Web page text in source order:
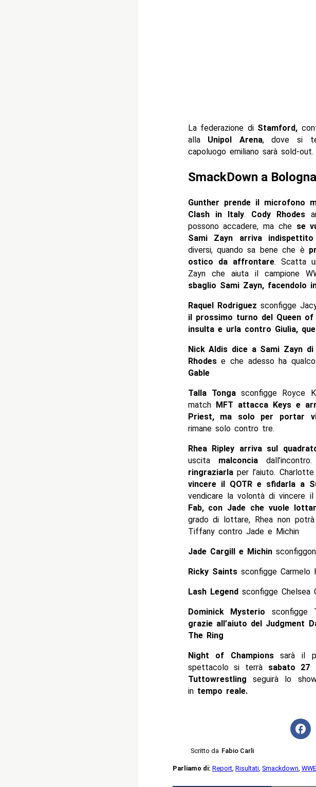
La federazione di Stamford,
alla Unipol Arena, dove si
capoluogo emiliano sarà sold-out.
SmackDown a
Gunther prende il microfono
Clash in Italy. Cody Rhodes
possono accadere, ma che se
Sami Zayn arriva indispettito
diversi, quando sa bene che è
ostico da affrontare. Scatta
Zayn che aiuta il campione
sbaglio Sami Zayn, facendolo
Raquel Rodriguez sconfigge
il prossimo turno del Queen of
insulta e urla contro Giulia,
Nick Aldis dice a Sami Zayn
Rhodese che adesso ha
Gable
Talla Tongasconfigge Royce
match MFT attacca Keys e
Priest, ma solo per portar
rimane solo contro tre.
Rhea Ripley arriva sul
uscita malconcia
ringraziarlaper l’aiuto.
vincere il QOTR e sfidarla a
vendicare la volontà di vincere
Fab, con Jade che vuole
grado di lottare, Rhea non
Tiffany contro Jade e Michin
Jade Cargill e Michin
Ricky Saintssconfigge Carmelo
Lash Legendsconfigge Chelsea
Dominick Mysterio sconfigge
grazie all’aiuto del Judgment
The Ring
Night of Championssarà il
spettacolo si terrà sabato 27
Tuttowrestling seguirà lo
in tempo reale.
Scritto da Fabio Carli
Parliamo di: Report Risultati Smackdown WWE